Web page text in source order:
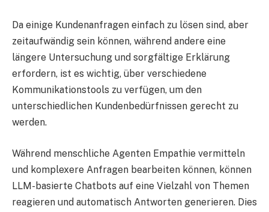
Da einige Kundenanfragen einfach zu lösen sind, aber
zeitaufwändig sein können, während andere eine
längere Untersuchung und sorgfältige Erklärung
erfordern, ist es wichtig, über verschiedene
Kommunikationstools zu verfügen, um den
unterschiedlichen Kundenbedürfnissen gerecht zu
werden.
Während menschliche Agenten Empathie vermitteln
und komplexere Anfragen bearbeiten können, können
LLM-basierte Chatbots auf eine Vielzahl von Themen
reagieren und automatisch Antworten generieren. Dies